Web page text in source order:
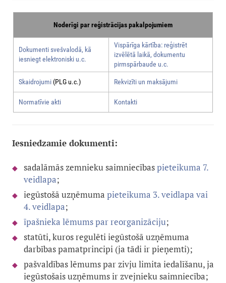
Noderīgi par reģistrācijas pakalpojumiem
Dokumenti svešvalodā, kā
iesniegt elektroniski u.c.
Vispārīga kārtība: reģistrēt
izvēlētā laikā, dokumentu
pirmspārbaude u.c.
Skaidrojumi(PLG u.c.) Rekvizīti un maksājumi
Normatīvie akti Kontakti
Iesniedzamie dokumenti:
sadalāmās zemnieku saimniecībaspieteikuma 7.
veidlapa;
iegūstošā uzņēmuma pieteikuma 3. veidlapa vai
4. veidlapa;
īpašnieka lēmums par reorganizāciju;
statūti, kuros regulēti iegūstošā uzņēmuma
darbības pamatprincipi (ja tādi ir pieņemti);
pašvaldības lēmums par zivju limita iedalīšanu, ja
iegūstošais uzņēmums ir zvejnieku saimniecība;